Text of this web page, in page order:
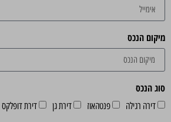
מיקום הנכס
סוג הנכס
דירה רגילה פנטהאוז דירת גן דירת דופלקס